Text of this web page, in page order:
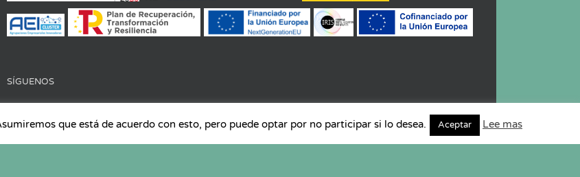
SÍGUENOS
que está de acuerdo con esto, pero puede optar por no participar si lo desea. Aceptar Lee mas